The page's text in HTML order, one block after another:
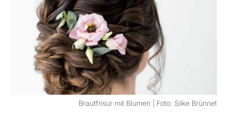
Brautfrisur mit Blumen | Foto: Silke Brünnet